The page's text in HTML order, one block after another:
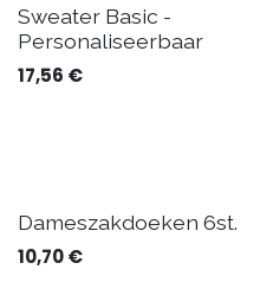
Levering 7 dagen
Sweater Basic -
Personaliseerbaar
17,56 €
Dameszakdoeken 6st.
10,70€